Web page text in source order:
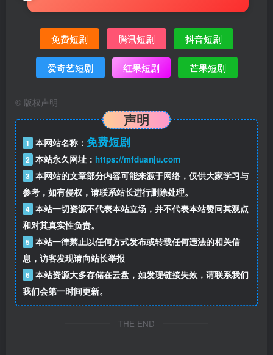
免费短剧 腾讯短剧 抖音短剧
爱奇艺短剧 红果短剧 芒果短剧
© 版权声明
声明
1 本网站名称： 免费短剧
2 本站永久网址： https://mfduanju.com
3 本网站的文章部分内容可能来源于网络，仅供大家学习与
参考，如有侵权，请联系站长进行删除处理。
4 本站一切资源不代表本站立场，并不代表本站赞同其观点
和对其真实性负责。
5 本站一律禁止以任何方式发布或转载任何违法的相关信
息，访客发现请向站长举报
6 本站资源大多存储在云盘，如发现链接失效，请联系我们
我们会第一时间更新。
THE END